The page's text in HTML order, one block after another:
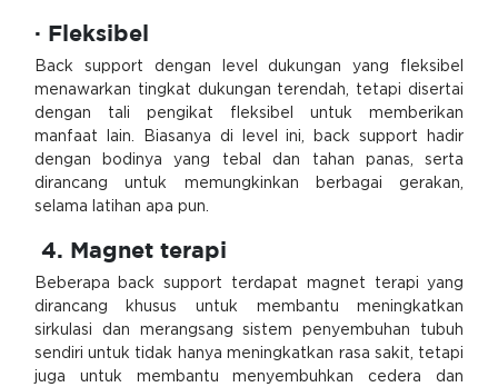
· Fleksibel
Back support dengan level dukungan yang fleksibel
menawarkan tingkat dukungan terendah, tetapi disertai
dengan tali pengikat fleksibel untuk memberikan
manfaat lain. Biasanya di level ini, back support hadir
dengan bodinya yang tebal dan tahan panas, serta
dirancang untuk memungkinkan berbagai gerakan,
selama latihan apa pun.
4. Magnet terapi
Beberapa back support terdapat magnet terapi yang
dirancang khusus untuk membantu meningkatkan
sirkulasi dan merangsang sistem penyembuhan tubuh
sendiri untuk tidak hanya meningkatkan rasa sakit, tetapi
juga untuk membantu menyembuhkan cedera dan